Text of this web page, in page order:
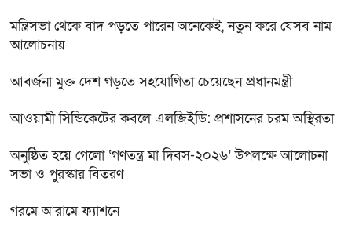
মন্ত্রিসভা থেকে বাদ পড়তে পারেন অনেকেই, নতুন করে যেসব নাম
আলোচনায়
আবর্জনা মুক্ত দেশ গড়তে সহযোগিতা চেয়েছেন প্রধানমন্ত্রী
‎আওয়ামী সিন্ডিকেটের কবলে এলজিইডি: প্রশাসনের চরম অস্থিরতা
অনুষ্ঠিত হয়ে গেলো ‘গণতন্ত্র মা দিবস-২০২৬’ উপলক্ষে আলোচনা
সভা ও পুরস্কার বিতরণ
গরমে আরামে ফ্যাশনে